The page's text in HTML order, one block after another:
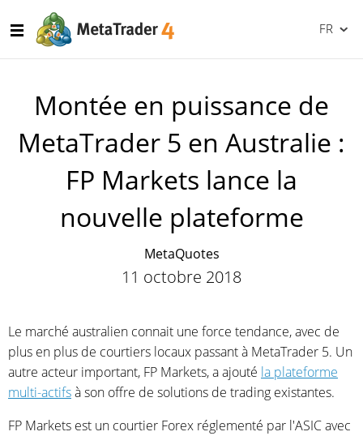
FR
Montée en puissance de
MetaTrader 5 en Australie :
FP Markets lance la
nouvelle plateforme
MetaQuotes
11 octobre 2018
Le marché australien connait une force tendance, avec de
plus en plus de courtiers locaux passant à MetaTrader 5. Un
autre acteur important, FP Markets, a ajouté la plateforme
multi-actifsà son offre de solutions de trading existantes.
FP Markets est un courtier Forex réglementé par l'ASIC avec